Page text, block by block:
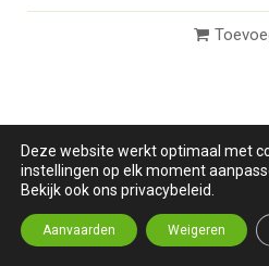
Deze website werkt optimaal met
instellingen op elk moment
Bekijk ook ons privacybeleid.
Aanvaarden Weigeren